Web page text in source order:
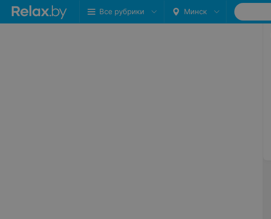
Все рубрики Минск